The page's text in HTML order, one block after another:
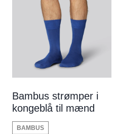
Bambus strømper i
kongeblå til mænd
BAMBUS